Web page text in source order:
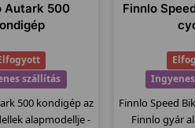
Autark 500
szállítás
500 kondigép az
alapmodellje -
Finnlo
Finnlo Speed
Finnlo gyár